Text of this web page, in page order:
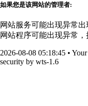
如果您是该网站的管理者:
网站服务可能出现异常出
网站程序可能出现异常，
2026-08-08 05:18:45 •
security by wts-1.6